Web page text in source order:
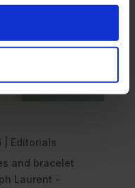
Editorials
and bracelet
Laurent -